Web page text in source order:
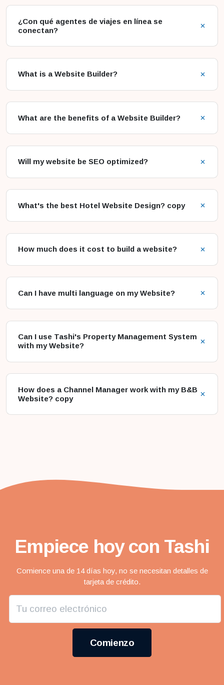
¿Con qué agentes de viajes en línea se
conectan?
What is a Website Builder?
What are the benefits of a Website Builder?
Will my website be SEO optimized?
What's the best Hotel Website Design? copy
How much does it cost to build a website?
Can I have multi language on my Website?
Can I use Tashi's Property Management System
with my Website?
How does a Channel Manager work with my B&B
Website? copy
Empiece hoy con Tashi
Comience una de 14 días hoy, no se necesitan detalles de
tarjeta de crédito.
Comienzo